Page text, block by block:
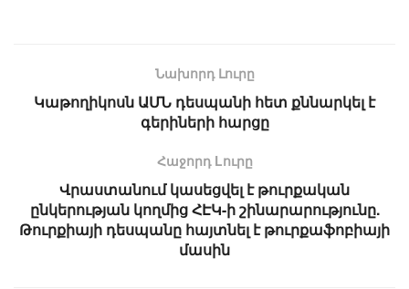
Նախորդ Լուրը
Կաթողիկոսն ԱՄՆ դեսպանի հետ քննարկել է
գերիների հարցը
Հաջորդ Lուրը
Վրաստանում կասեցվել է թուրքական
ընկերության կողմից ՀԷԿ-ի շինարարությունը.
Թուրքիայի դեսպանը հայտնել է թուրքաֆոբիայի
մասին